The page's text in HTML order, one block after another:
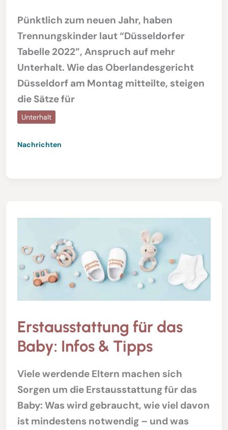
Pünktlich zum neuen Jahr, haben
Trennungskinder laut “Düsseldorfer
Tabelle 2022”, Anspruch auf mehr
Unterhalt. Wie das Oberlandesgericht
Düsseldorf am Montag mitteilte, steigen
die Sätze für
Unterhalt
Nachrichten
Erstausstattung für das
Baby: Infos & Tipps
Viele werdende Eltern machen sich
Sorgen um die Erstausstattung für das
Baby: Was wird gebraucht, wie viel davon
ist mindestens notwendig – und was